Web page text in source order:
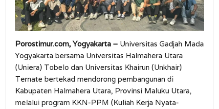
Porostimur.com, Yogyakarta – Universitas Gadjah Mada
Yogyakarta bersama Universitas Halmahera Utara
(Uniera) Tobelo dan Universitas Khairun (Unkhair)
Ternate bertekad mendorong pembangunan di
Kabupaten Halmahera Utara, Provinsi Maluku Utara,
melalui program KKN-PPM (Kuliah Kerja Nyata-